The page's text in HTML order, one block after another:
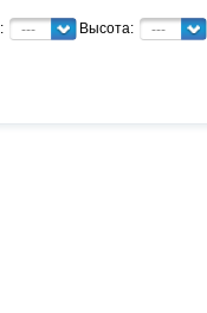
--- Высота: ---